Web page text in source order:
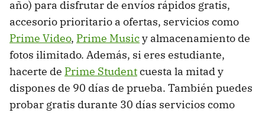
año) para disfrutar de envíos rápidos gratis,
accesorio prioritario a ofertas, servicios como
Prime Video, Prime Musicy almacenamiento de
fotos ilimitado. Además, si eres estudiante,
hacerte de Prime Studentcuesta la mitad y
dispones de 90 días de prueba. También puedes
probar gratis durante 30 días servicios como